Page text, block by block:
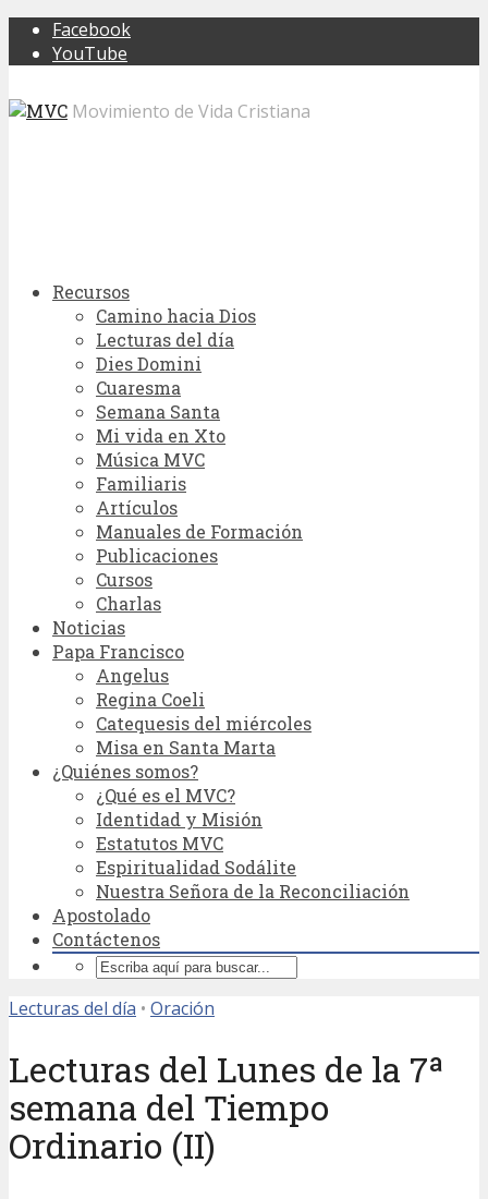
Facebook
YouTube
Movimiento de Vida Cristiana
Recursos
Camino hacia Dios
Lecturas del día
Dies Domini
Cuaresma
Semana Santa
Mi vida en Xto
Música MVC
Familiaris
Artículos
Manuales de Formación
Publicaciones
Cursos
Charlas
Noticias
Papa Francisco
Angelus
Regina Coeli
Catequesis del miércoles
Misa en Santa Marta
¿Quiénes somos?
¿Qué es el MVC?
Identidad y Misión
Estatutos MVC
Espiritualidad Sodálite
Nuestra Señora de la Reconciliación
Apostolado
Contáctenos
Lecturas del día • Oración
Lecturas del Lunes de la 7ª
semana del Tiempo
Ordinario (II)